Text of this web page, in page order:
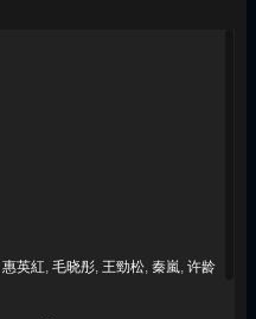
惠英紅, 毛晓彤, 王勁松, 秦嵐, 许龄